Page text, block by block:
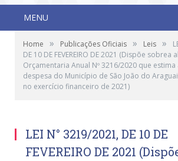
MENU
Home » Publicações Oficiais » Leis »
DE 10 DE FEVEREIRO DE 2021 (Dispõe sobrea
Orçamentaria Anual Nº 3216/2020 que estima
despesa do Município de São João do
no exercício financeiro de 2021)
LEI N° 3219/2021, DE 10 DE
FEVEREIRO DE 2021